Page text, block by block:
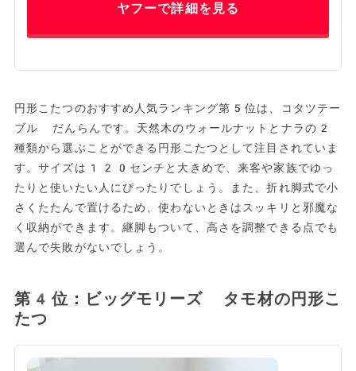
ヤフーで詳細を見る
円形こたつのおすすめ人気ランキング第5位は、コタツテー
ブル だんらんです。天然木のウォールナットとナラの2
種類から選ぶことができる円形こたつとして注目されていま
す。サイズは120センチと大きめで、来客や家族でゆっ
たりと使いたい人にぴったりでしょう。また、折れ脚式で小
さくたたんで置けるため、使わないときはスッキリと邪魔な
く収納ができます。継脚もついて、高さを調整できる点でも
選んで失敗がないでしょう。
第4位：ビッグモリーズ タモ材の円形こ
たつ